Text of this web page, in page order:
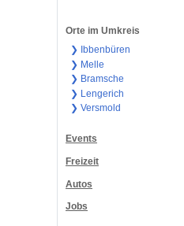
Orte im Umkreis
❯ Ibbenbüren
❯ Melle
❯ Bramsche
❯ Lengerich
❯ Versmold
Events
Freizeit
Autos
Jobs